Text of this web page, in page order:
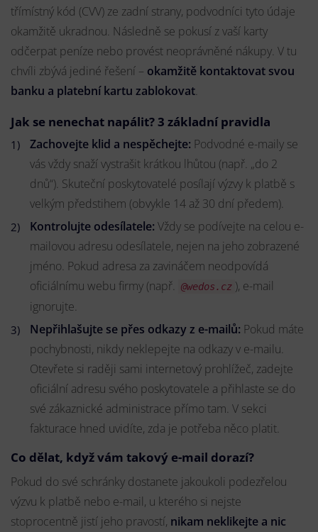
třímístný kód (CVV) ze zadní strany, podvodníci tyto údaje
okamžitě ukradnou. Následně se pokusí z vaší karty
odčerpat peníze nebo provést neoprávněné nákupy. V tu
chvíli zbývá jediné řešení – okamžitě kontaktovat svou
banku a platební kartu zablokovat.
Jak se nenechat napálit? 3 základní pravidla
Zachovejte klid a nespěchejte: Podvodné e-maily se
vás vždy snaží vystrašit krátkou lhůtou (např. „do 2
dnů“). Skuteční poskytovatelé posílají výzvy k platbě s
velkým předstihem (obvykle 14 až 30 dní předem).
Kontrolujte odesílatele: Vždy se podívejte na celou e-
mailovou adresu odesílatele, nejen na jeho zobrazené
jméno. Pokud adresa za zavináčem neodpovídá
oficiálnímu webu firmy (např.
@wedos.cz ), e-mail
ignorujte.
Nepřihlašujte se přes odkazy z e-mailů: Pokud máte
pochybnosti, nikdy neklepejte na odkazy v e-mailu.
Otevřete si raději sami internetový prohlížeč, zadejte
oficiální adresu svého poskytovatele a přihlaste se do
své zákaznické administrace přímo tam. V sekci
fakturace hned uvidíte, zda je potřeba něco platit.
Co dělat, když vám takový e-mail dorazí?
Pokud do své schránky dostanete jakoukoli podezřelou
výzvu k platbě nebo e-mail, u kterého si nejste
stoprocentně jistí jeho pravostí, nikam neklikejte a nic